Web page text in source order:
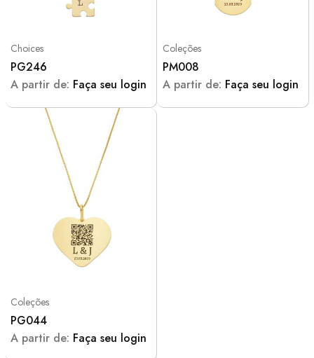
Choices
PG246
A partir de: Faça seu login
Coleções
PM008
A partir de: Faça seu login
Coleções
PG044
A partir de: Faça seu login